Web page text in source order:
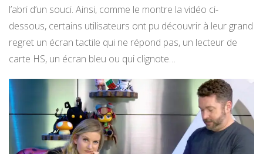
l’abri d’un souci. Ainsi, comme le montre la vidéo ci-
dessous, certains utilisateurs ont pu découvrir à leur grand
regret un écran tactile qui ne répond pas, un lecteur de
carte HS, un écran bleu ou qui clignote…